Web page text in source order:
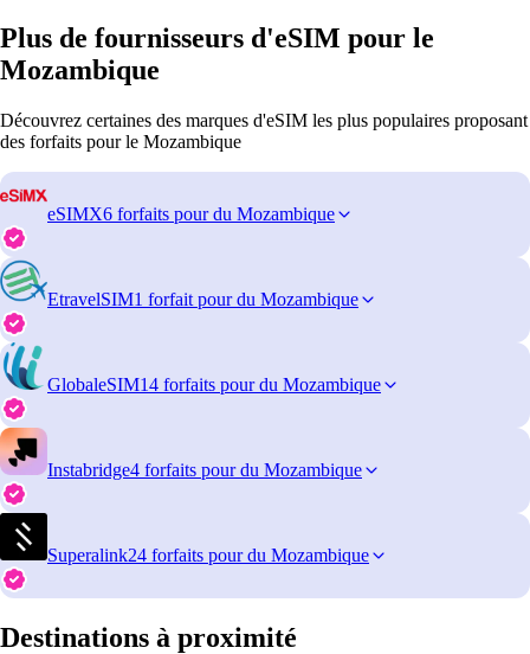
Plus de fournisseurs d'eSIM pour le
Mozambique
Découvrez certaines des marques d'eSIM les plus populaires proposant
des forfaits pour le Mozambique
eSIMX6 forfaits pour du Mozambique
EtravelSIM1 forfait pour du Mozambique
GlobaleSIM14 forfaits pour du Mozambique
Instabridge4 forfaits pour du Mozambique
Superalink24 forfaits pour du Mozambique
Destinations à proximité